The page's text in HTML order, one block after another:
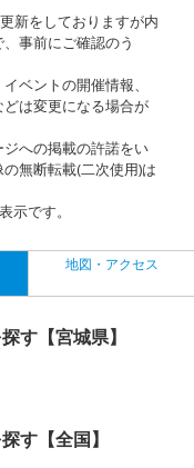
新をしておりますが内
事前にご確認のう
ベントの開催情報、
は変更になる場合が
への掲載の許諾をい
無断転載(二次使用)は
示です。
地図・アクセス
す【宮城県】
す【全国】